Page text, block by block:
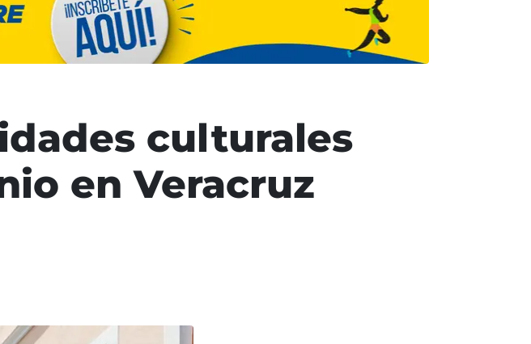
culturales
en Veracruz